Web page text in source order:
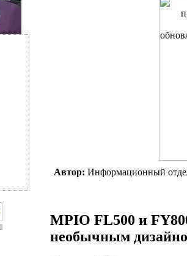
Автор: Информационный
MPIO FL500 и
необычным